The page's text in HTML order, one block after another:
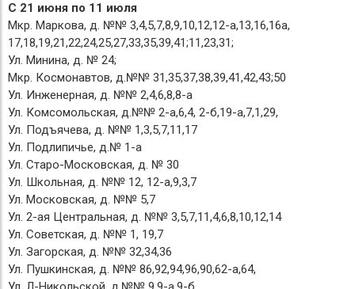
С 21 июня по 11 июля
Мкр. Маркова, д. №№ 3,4,5,7,8,9,10,12,12-а,13,16,16а,
17,18,19,21,22,24,25,27,33,35,39,41;11,23,31;
Ул. Минина, д. № 24;
Мкр. Космонавтов, д.№№ 31,35,37,38,39,41,42,43;50
Ул. Инженерная, д. №№ 2,4,6,8,8-а
Ул. Комсомольская, д.№№ 2-а,6,4, 2-б,19-а,7,1,29,
Ул. Подъячева, д. №№ 1,3,5,7,11,17
Ул. Подлипичье, д.№ 1-а
Ул. Старо-Московская, д. № 30
Ул. Школьная, д. №№ 12, 12-а,9,3,7
Ул. Московская, д. №№ 5,7
Ул. 2-ая Центральная, д. №№ 3,5,7,11,4,6,8,10,12,14
Ул. Советская, д. №№ 1, 19,7
Ул. Загорская, д. №№ 32,34,36
Ул. Пушкинская, д. №№ 86,92,94,96,90,62-а,64,